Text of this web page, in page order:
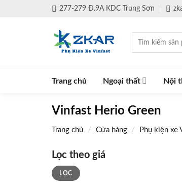
277-279 Đ.9A KDC Trung Sơn
kiếm:
Trang chủ Ngoại thất Nội
Vinfast Herio Green
Trang chủ / Cửa hàng / Phụ kiện xe
Lọc theo giá
Giá
tối
thiểu
Giá
tối
đa
LỌC